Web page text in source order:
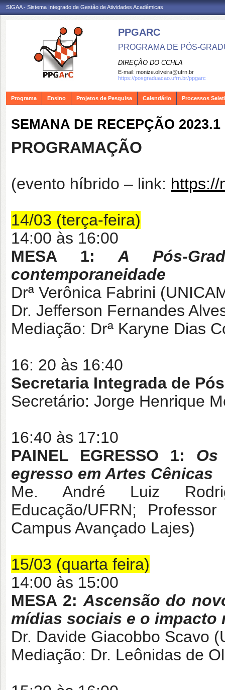
SIGAA - Sistema Integrado de Gestão de Atividades Acadêmicas
PPGARC
PROGRAMA DE PÓS-
DIREÇÃO DO CCHLA
E-mail: monize.oliveira@ufrn.br
https://posgraduacao.ufrn.br/ppgarc
Programa Ensino Projetos de Pesquisa Calendário Processos
SEMANA DE RECEPÇÃO
PROGRAMAÇÃO
(evento híbrido – link: https://
14/03 (terça-feira)
14:00 às 16:00
MESA 1:A Pós-
contemporaneidade
Drª Verônica Fabrini
Dr. Jefferson Fernandes
Mediação: Drª Karyne Dias
16: 20 às 16:40
Secretaria Integrada de
Secretário: Jorge Henrique
16:40 às 17:10
PAINEL EGRESSO 1:
egresso em Artes Cênicas
Me. André Luiz
Educação/UFRN;
Campus Avançado Lajes)
15/03 (quarta feira)
14:00 às 15:00
MESA 2: Ascensão do
mídias sociais e o impacto
Dr. Davide Giacobbo Scavo
Mediação: Dr. Leônidas de